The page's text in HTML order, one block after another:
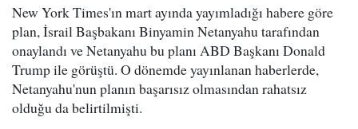
New York Times'ın mart ayında yayımladığı habere göre
plan, İsrail Başbakanı Binyamin Netanyahu tarafından
onaylandı ve Netanyahu bu planı ABD Başkanı Donald
Trump ile görüştü. O dönemde yayınlanan haberlerde,
Netanyahu'nun planın başarısız olmasından rahatsız
olduğu da belirtilmişti.